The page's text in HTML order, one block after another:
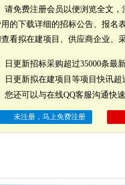
请免费注册会员以便浏览全文
的下载详细的招标公告、报名
看拟在建项目、供应商企业、
日更新招标采购超过35000条最
日更新拟在建项目等项目快讯超
您还可以与在线QQ客服沟通快
未注册，马上免费注册